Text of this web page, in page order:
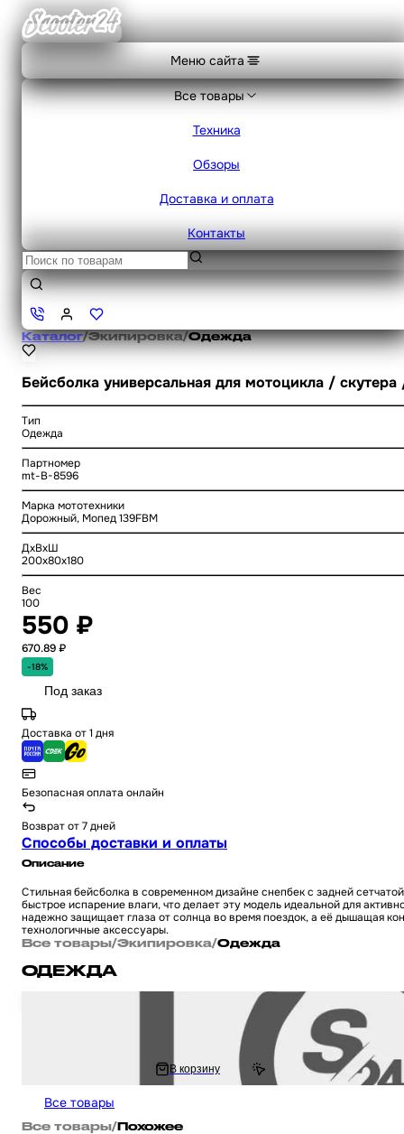
Меню сайта
Все товары
Техника
Обзоры
Доставка и оплата
Контакты
Каталог/Экипировка/Одежда
Бейсболка универсальная для мотоцикла /
Тип
Одежда
Партномер
mt-B-8596
Марка мототехники
Дорожный, Мопед 139FBM
ДхВхШ
200x80x180
Вес
100
550 ₽
670.89 ₽
-18%
Под заказ
Доставка от 1 дня
Безопасная оплата онлайн
Возврат от 7 дней
Способы доставки и оплаты
Описание
Стильная бейсболка в современном дизайне снепбек с задней
быстрое испарение влаги, что делает эту модель идеальной для
надежно защищает глаза от солнца во время поездок, а её дышащая
технологичные аксессуары.
Все товары/Экипировка/Одежда
ОДЕЖДА
Рюкзак мотоциклетный с LED поворотниками, стоп-сигналом
В корзину
Все товары
Все товары/Похожее